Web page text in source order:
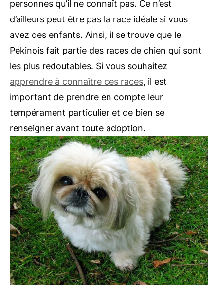
personnes qu’il ne connaît pas. Ce n’est
d’ailleurs peut être pas la race idéale si vous
avez des enfants. Ainsi, il se trouve que le
Pékinois fait partie des races de chien qui sont
les plus redoutables. Si vous souhaitez
apprendre à connaître ces races, il est
important de prendre en compte leur
tempérament particulier et de bien se
renseigner avant toute adoption.